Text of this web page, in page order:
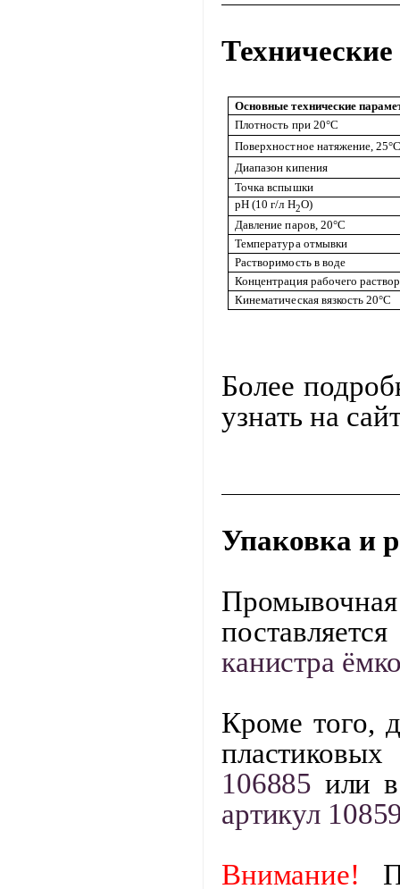
Основные технические
Плотность при 20°С
Поверхностное натяжение, 25°C
Диапазон кипения
Точка вспышки
рН (10 г/л Н2О)
Давление паров, 20°C
Температура отмывки
Растворимость в воде
Концентрация рабочего
Кинематическая вязкость 20°C
Более
узнать на
Упаковка и
канистра
Кроме того,
106885 или
артикул
Внимание!